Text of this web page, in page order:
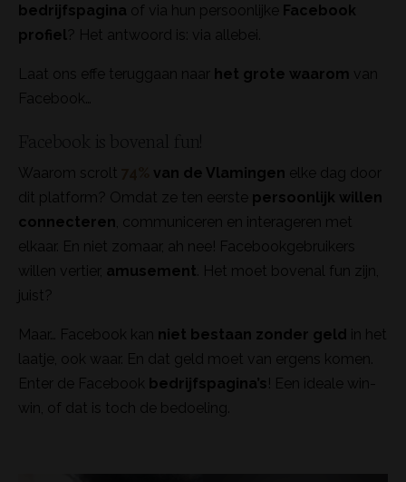
bedrijfspagina of via hun persoonlijke Facebook
profiel? Het antwoord is: via allebei.
Laat ons effe teruggaan naar het grote waarom van
Facebook…
Waarom scrolt van de Vlamingen elke dag door
dit platform? Omdat ze ten eerste persoonlijk willen
connecteren , communiceren en interageren met
elkaar. En niet zomaar, ah nee! Facebookgebruikers
willen vertier, amusement . Het moet bovenal fun zijn,
juist?
Maar… Facebook kan niet bestaan zonder geld in het
laatje, ook waar. En dat geld moet van ergens komen.
Enter de Facebook bedrijfspagina’s! Een ideale win-
win, of dat is toch de bedoeling.